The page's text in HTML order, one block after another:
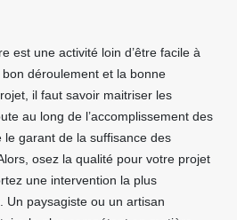
est une activité loin d’être facile à
déroulement et la bonne
il faut savoir maitriser les
au long de l’accomplissement des
garant de la suffisance des
osez la qualité pour votre projet
une intervention la plus
Un paysagiste ou un artisan